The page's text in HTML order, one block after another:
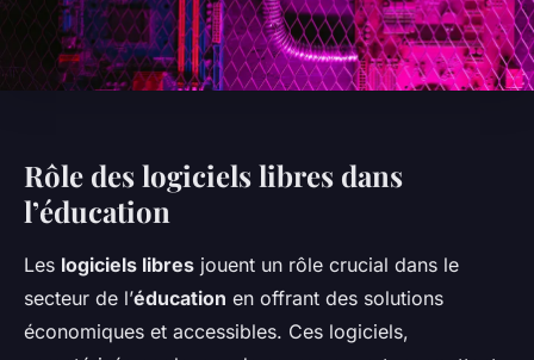
Rôle des logiciels libres dans
l’éducation
Les logiciels libres jouent un rôle crucial dans le
secteur de l’éducation en offrant des solutions
économiques et accessibles. Ces logiciels,